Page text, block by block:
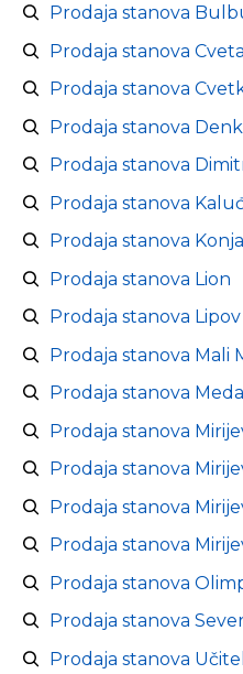
Prodaja stanova
Prodaja stanova
Prodaja stanova
Prodaja stanova
Prodaja stanova
Prodaja stanova
Prodaja stanova
Prodaja stanova Lion
Prodaja stanova Lipov
Prodaja stanova Mali
Prodaja stanova
Prodaja stanova
Prodaja stanova
Prodaja stanova
Prodaja stanova
Prodaja stanova
Prodaja stanova
Prodaja stanova